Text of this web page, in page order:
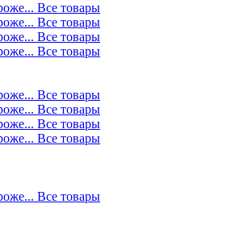
Все товары
Все товары
Все товары
Все товары
Все товары
Все товары
Все товары
Все товары
Все товары